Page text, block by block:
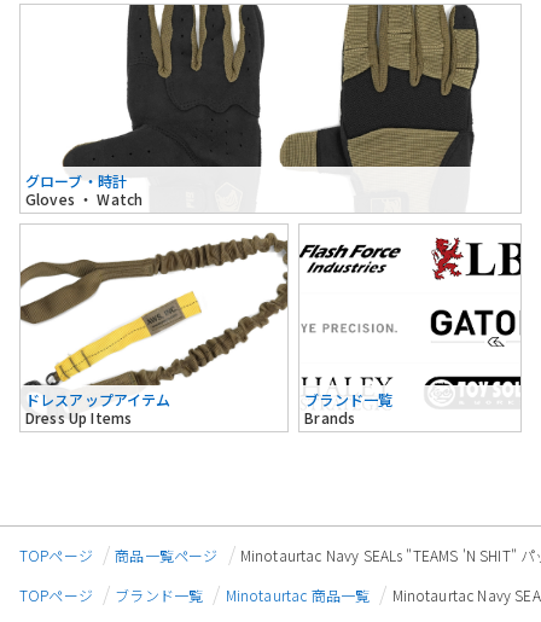
グローブ・時計
Gloves ・ Watch
ドレスアップアイテム
Dress Up Items
ブランド一覧
Brands
TOPページ 商品一覧ページ
Minotaurtac Navy SEALs "TEAMS 'N SHIT" パ
TOPページ
ブランド一覧 Minotaurtac 商品一覧
Minotaurtac Navy